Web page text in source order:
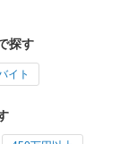
探す
イト